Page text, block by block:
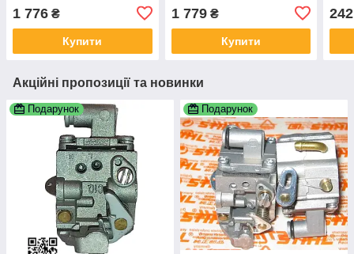
41376400100
41306410305 до 2016
1 776 ₴
Купити
1 779₴
Купити
242
Акційні пропозиції та новинки
Подарунок Подарунок